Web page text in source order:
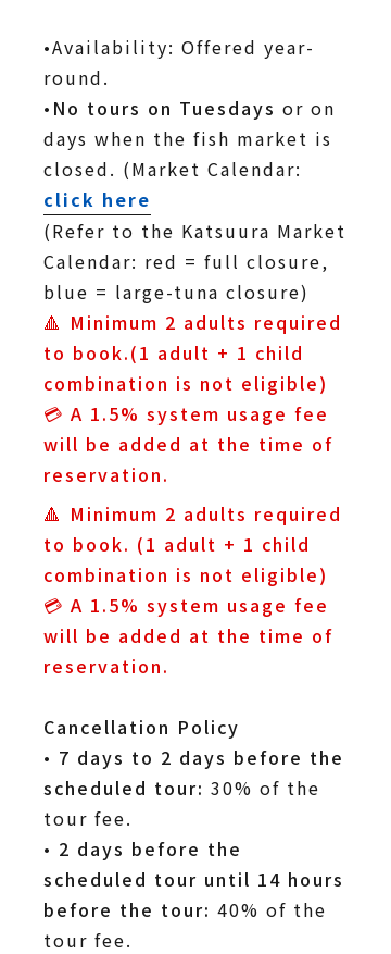
•Availability: Offered year-
round.
• No tours on Tuesdays or on
days when the fish market is
closed. (Market Calendar:
click here
(Refer to the Katsuura Market
Calendar: red = full closure,
blue = large-tuna closure)
🔺 Minimum 2 adults required
to book.(1 adult + 1 child
combination is not eligible)
💳 A 1.5% system usage fee
will be added at the time of
reservation.
🔺 Minimum 2 adults required
to book. (1 adult + 1 child
combination is not eligible)
💳 A 1.5% system usage fee
will be added at the time of
reservation.
Cancellation Policy
• 7 days to 2 days before the
scheduled tour: 30% of the
tour fee.
• 2 days before the
scheduled tour until 14 hours
before the tour: 40% of the
tour fee.